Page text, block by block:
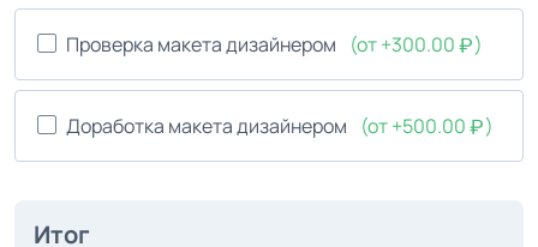
Проверка макета дизайнером (от +300.00 )
Доработка макета дизайнером (от +500.00 )
Итог